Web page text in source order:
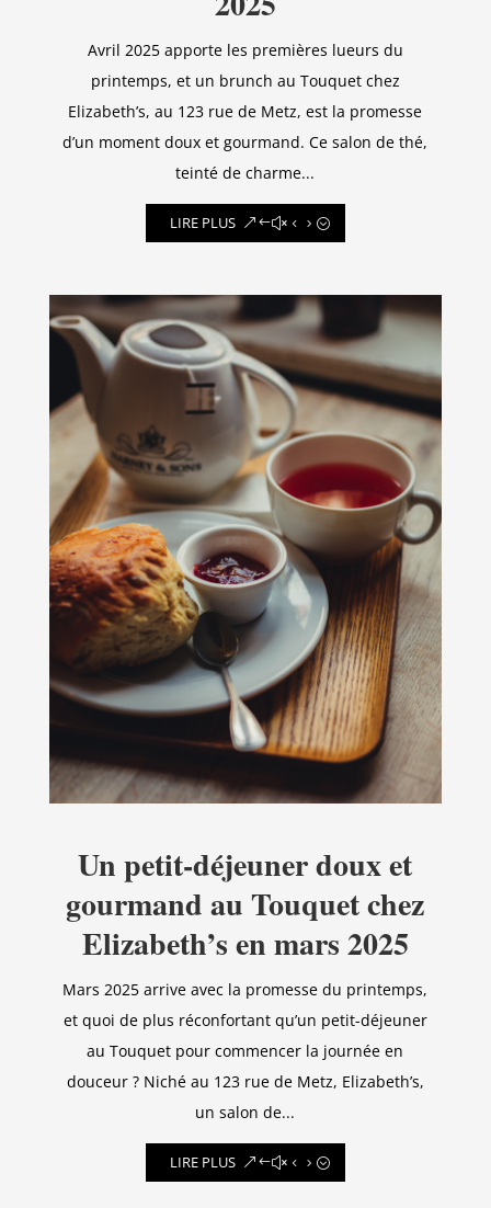
Avril 2025 apporte les premières lueurs du
printemps, et un brunch au Touquet chez
Elizabeth’s, au 123 rue de Metz, est la promesse
d’un moment doux et gourmand. Ce salon de thé,
teinté de charme...
LIRE PLUS
Un petit-déjeuner doux et
gourmand au Touquet chez
Elizabeth’s en mars 2025
Mars 2025 arrive avec la promesse du printemps,
et quoi de plus réconfortant qu’un petit-déjeuner
au Touquet pour commencer la journée en
douceur ? Niché au 123 rue de Metz, Elizabeth’s,
un salon de...
LIRE PLUS